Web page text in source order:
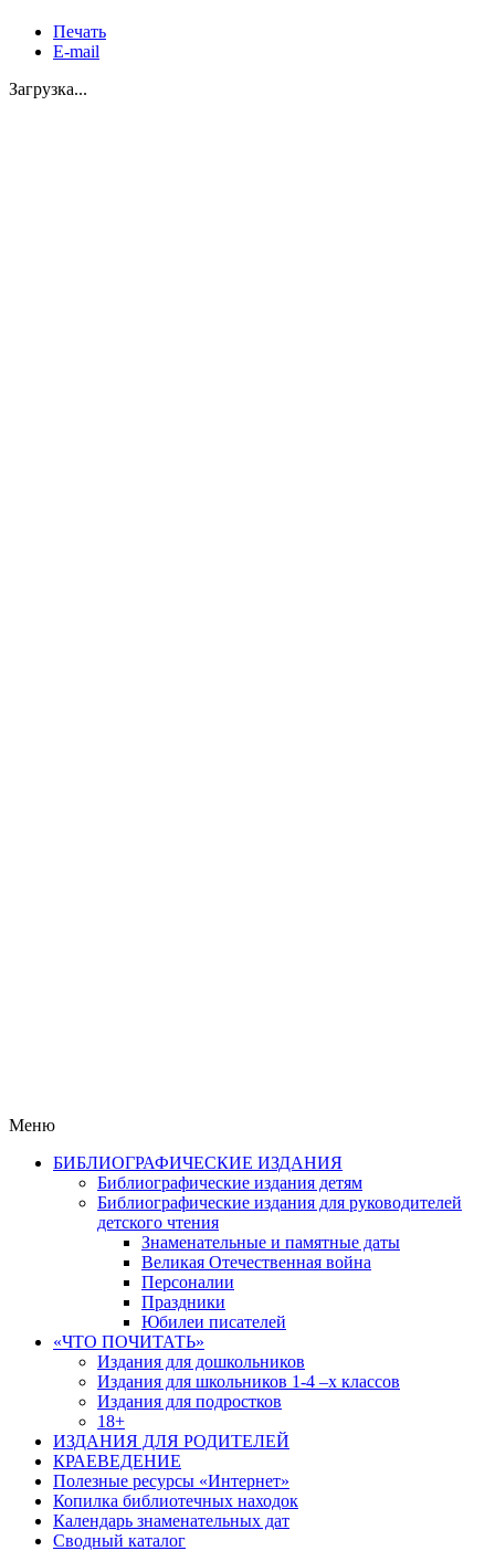
Печать
E-mail
Загрузка...
Меню
БИБЛИОГРАФИЧЕСКИЕ ИЗДАНИЯ
Библиографические издания детям
Библиографические издания для руководителей
детского чтения
Знаменательные и памятные даты
Великая Отечественная война
Персоналии
Праздники
Юбилеи писателей
«ЧТО ПОЧИТАТЬ»
Издания для дошкольников
Издания для школьников 1-4 –х классов
Издания для подростков
18+
ИЗДАНИЯ ДЛЯ РОДИТЕЛЕЙ
КРАЕВЕДЕНИЕ
Полезные ресурсы «Интернет»
Копилка библиотечных находок
Календарь знаменательных дат
Сводный каталог